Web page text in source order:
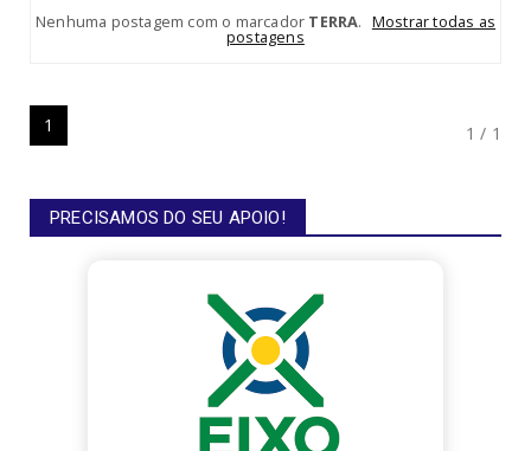
Nenhuma postagem com o marcador TERRA. Mostrar todas as
postagens
1 / 1
1
PRECISAMOS DO SEU APOIO!